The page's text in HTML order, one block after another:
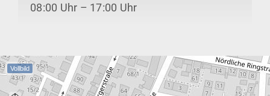
08:00 Uhr – 17:00 Uhr
Vollbild